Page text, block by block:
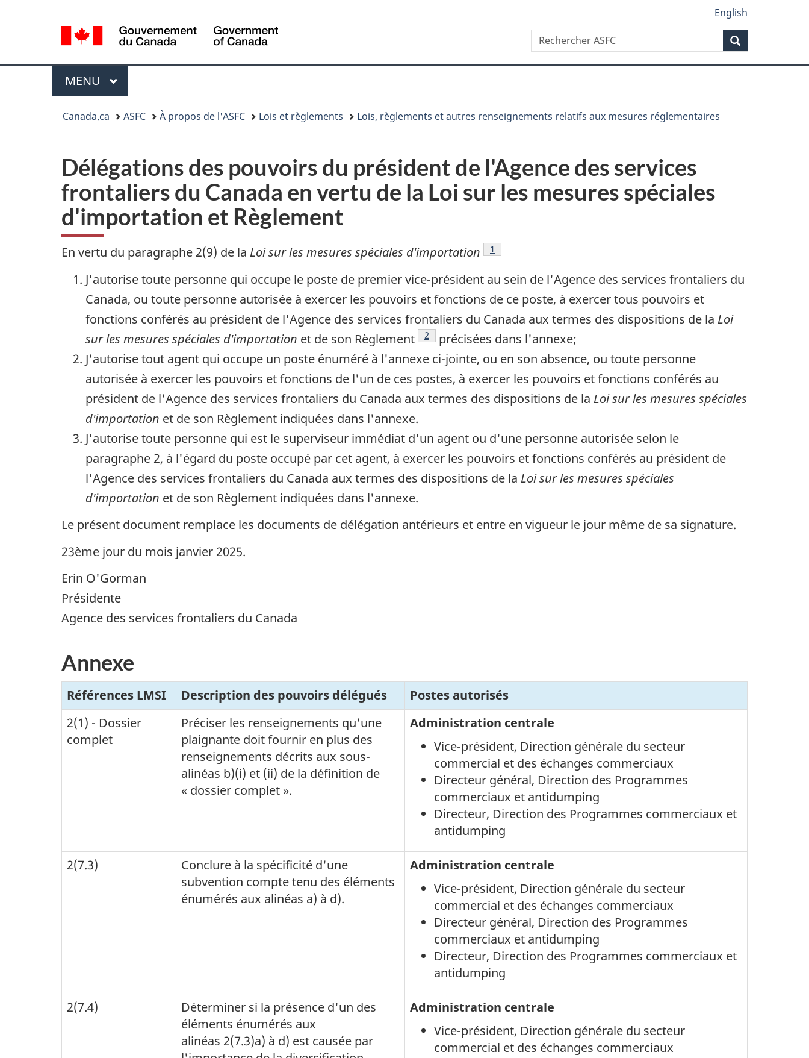
de
la
langue
English
Recherche
Rechercher
ASFC
Menu
MENU PRINCIPAL
Canada.ca ASFC À propos de l'ASFC Lois et règlements Lois, règlements et autres renseignements relatifs aux mesures réglementaires
Délégations des pouvoirs du président de l'Agence des services
frontaliers du Canada en vertu de la Loi sur les mesures spéciales
d'importation et Règlement
En vertu du paragraphe 2(9) de la Loi sur les mesures spéciales d'importation Note de bas de page
1
J'autorise toute personne qui occupe le poste de premiervice-président au sein de l'Agence des services frontaliers du
Canada, ou toute personne autorisée à exercer les pouvoirs et fonctions de ce poste, à exercer tous pouvoirs et
fonctions conférés au président de l'Agence des services frontaliers du Canada aux termes des dispositions de la Loi
sur les mesures spéciales d'importation et de son Règlement Note de bas de page
2
précisées dans l'annexe;
J'autorise tout agent qui occupe un poste énuméré à l'annexe ci-jointe, ou en son absence, ou toute personne
autorisée à exercer les pouvoirs et fonctions de l'un de ces postes, à exercer les pouvoirs et fonctions conférés au
président de l'Agence des services frontaliers du Canada aux termes des dispositions de la Loi sur les mesures spéciales
d'importation et de son Règlement indiquées dans l'annexe.
J'autorise toute personne qui est le superviseur immédiat d'un agent ou d'une personne autorisée selon le
paragraphe 2, à l'égard du poste occupé par cet agent, à exercer les pouvoirs et fonctions conférés au président de
l'Agence des services frontaliers du Canada aux termes des dispositions de la Loi sur les mesures spéciales
d'importation et de son Règlement indiquées dans l'annexe.
Le présent document remplace les documents de délégation antérieurs et entre en vigueur le jour même de sa signature.
23ème jour du mois janvier 2025.
Erin O'Gorman
Présidente
Agence des services frontaliers du Canada
Annexe
Références LMSI Description des pouvoirs délégués
Postes autorisés
2(1) - Dossier
complet
Préciser les renseignements qu'une
plaignante doit fournir en plus des
renseignements décrits aux sous-
alinéas b)(i) et (ii) de la définition de
« dossier complet ».
Administration centrale
Vice-président, Direction générale du secteur
commercial et des échanges commerciaux
Directeur général, Direction des Programmes
commerciaux et antidumping
Directeur, Direction des Programmes commerciaux et
antidumping
2(7.3)
Conclure à la spécificité d'une
subvention compte tenu des éléments
énumérés aux alinéas a) à d).
Administration centrale
Vice-président, Direction générale du secteur
commercial et des échanges commerciaux
Directeur général, Direction des Programmes
commerciaux et antidumping
Directeur, Direction des Programmes commerciaux et
antidumping
2(7.4)
Déterminer si la présence d'un des
éléments énumérés aux
alinéas 2(7.3)a) à d) est causée par
Administration centrale
Vice-président, Direction générale du secteur
commercial et des échanges commerciaux